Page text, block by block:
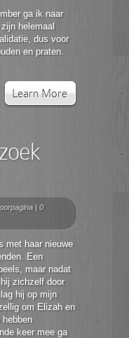
ga ik naar
helemaal
dus voor
en praten.
Learn More
| 0
met haar nieuwe
Een
maar nadat
zichzelf door
hij op mijn
om Elizah en
keer mee ga